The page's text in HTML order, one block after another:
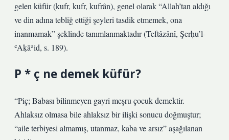
gelen küfür (kufr, kufr, kufrân), genel olarak “Allah’tan aldığı
ve din adına tebliğ ettiği şeyleri tasdik etmemek, ona
inanmamak” şeklinde tanımlanmaktadır (Teftâzânî, Şerḥu’l-
ʿAḳāʾid, s. 189).
P * ç ne demek küfür?
“Piç; Babası bilinmeyen gayri meşru çocuk demektir.
Ahlaksız olmasa bile ahlaksız bir ilişki sonucu doğmuştur;
“aile terbiyesi almamış, utanmaz, kaba ve arsız” aşağılanan